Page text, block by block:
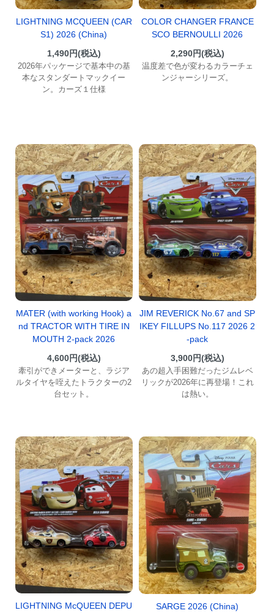
LIGHTNING MCQUEEN (CAR
S1) 2026 (China)
1,490円(税込)
2026年パッケージで基本中の基
本なスタンダートマックイー
ン。カーズ１仕様
COLOR CHANGER FRANCE
SCO BERNOULLI 2026
2,290円(税込)
温度差で色が変わるカラーチェ
ンジャーシリーズ。
MATER (with working Hook) a
nd TRACTOR WITH TIRE IN
MOUTH 2-pack 2026
4,600円(税込)
牽引ができメーターと、ラジア
ルタイヤを咥えたトラクターの2
台セット。
JIM REVERICK No.67 and SP
IKEY FILLUPS No.117 2026 2
-pack
3,900円(税込)
あの超入手困難だったジムレベ
リックが2026年に再登場！これ
は熱い。
LIGHTNING McQUEEN DEPU
SARGE 2026 (China)